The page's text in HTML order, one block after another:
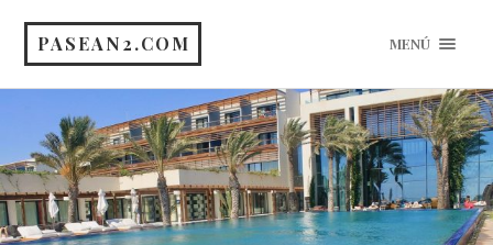
PASEAN2.COM MENÚ